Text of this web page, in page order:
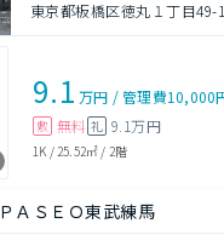
東京都板橋区徳丸１丁目49-
9.1 万円 /管理費10,000
敷 無料 礼 9.1万円
1K / 25.52㎡ / 2階
ＰＡＳＥＯ東武練馬